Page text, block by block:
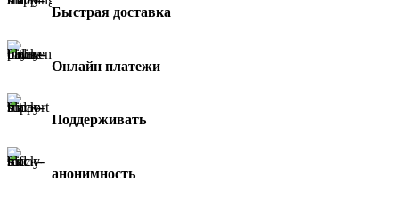
Быстрая доставка
Онлайн платежи
Поддерживать
анонимность